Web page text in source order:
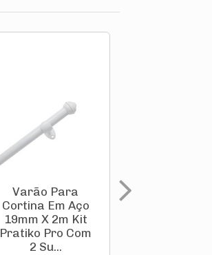
Varão Para
Cortina Em Aço
19mm X 2m Kit
Pratiko Pro Com
2 Su...